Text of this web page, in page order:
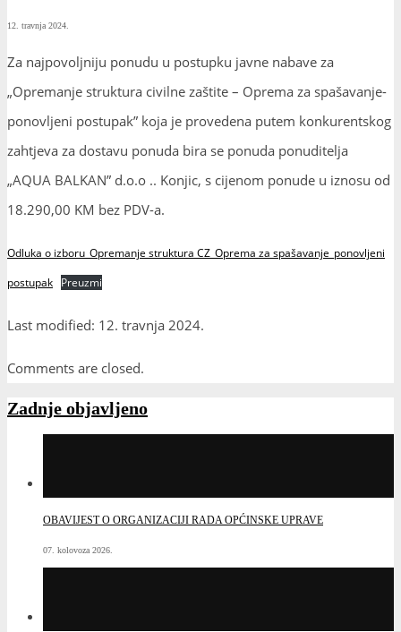
12. travnja 2024.
Za najpovoljniju ponudu u postupku javne nabave za
„Opremanje struktura civilne zaštite – Oprema za spašavanje-
ponovljeni postupak” koja je provedena putem konkurentskog
zahtjeva za dostavu ponuda bira se ponuda ponuditelja
„AQUA BALKAN” d.o.o .. Konjic, s cijenom ponude u iznosu od
18.290,00 KM bez PDV-a.
Odluka o izboru_Opremanje struktura CZ_Oprema za spašavanje_ponovljeni
postupak Preuzmi
Last modified: 12. travnja 2024.
Comments are closed.
Zadnje objavljeno
OBAVIJEST O ORGANIZACIJI RADA OPĆINSKE UPRAVE
07. kolovoza 2026.